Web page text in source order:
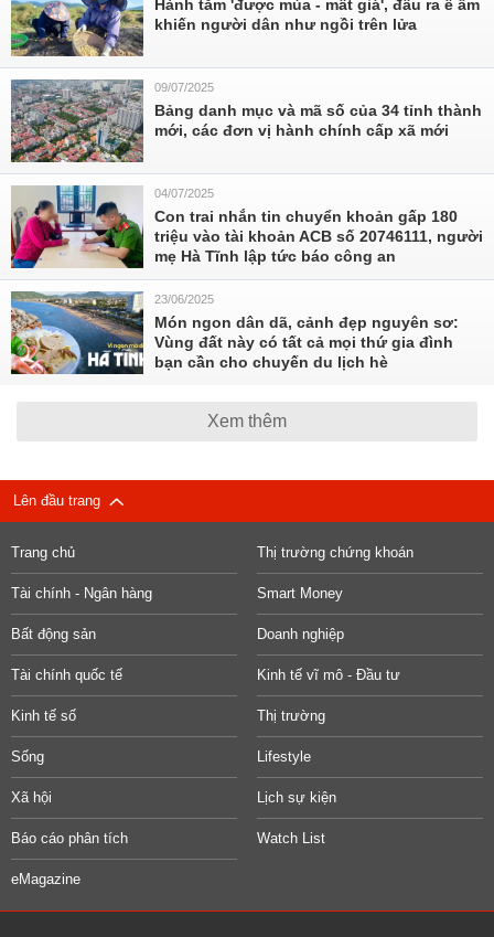
Hành tăm 'được mùa - mất giá', đầu ra ế ẩm
khiến người dân như ngồi trên lửa
09/07/2025
Bảng danh mục và mã số của 34 tỉnh thành
mới, các đơn vị hành chính cấp xã mới
04/07/2025
Con trai nhắn tin chuyển khoản gấp 180
triệu vào tài khoản ACB số 20746111, người
mẹ Hà Tĩnh lập tức báo công an
23/06/2025
Món ngon dân dã, cảnh đẹp nguyên sơ:
Vùng đất này có tất cả mọi thứ gia đình
bạn cần cho chuyến du lịch hè
Xem thêm
Lên đầu trang
Trang chủ Thị trường chứng khoán
Tài chính - Ngân hàng Smart Money
Bất động sản Doanh nghiệp
Tài chính quốc tế Kinh tế vĩ mô - Đầu tư
Kinh tế số Thị trường
Sống Lifestyle
Xã hội Lịch sự kiện
Báo cáo phân tích Watch List
eMagazine